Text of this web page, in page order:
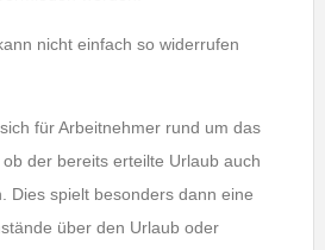
nicht einfach so widerrufen
für Arbeitnehmer rund um das
der bereits erteilte Urlaub auch
Dies spielt besonders dann eine
über den Urlaub oder